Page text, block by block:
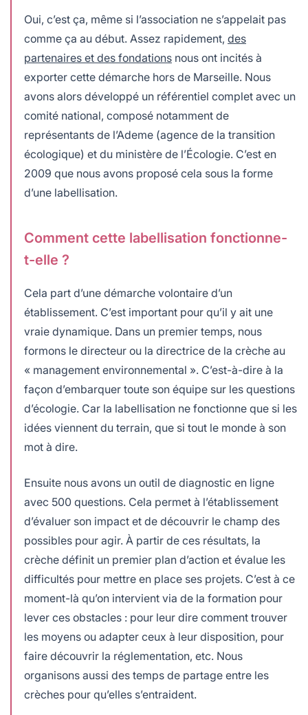
Oui, c’est ça, même si l’association ne s’appelait pas
comme ça au début. Assez rapidement, des
partenaires et des fondations nous ont incités à
exporter cette démarche hors de Marseille. Nous
avons alors développé un référentiel complet avec un
comité national, composé notamment de
représentants de l’Ademe (agence de la transition
écologique) et du ministère de l’Écologie. C’est en
2009 que nous avons proposé cela sous la forme
d’une labellisation.
Comment cette labellisation fonctionne-
t-elle ?
Cela part d’une démarche volontaire d’un
établissement. C’est important pour qu’il y ait une
vraie dynamique. Dans un premier temps, nous
formons le directeur ou la directrice de la crèche au
« management environnemental ». C’est-à-dire à la
façon d’embarquer toute son équipe sur les questions
d’écologie. Car la labellisation ne fonctionne que si les
idées viennent du terrain, que si tout le monde à son
mot à dire.
Ensuite nous avons un outil de diagnostic en ligne
avec 500 questions. Cela permet à l’établissement
d’évaluer son impact et de découvrir le champ des
possibles pour agir. À partir de ces résultats, la
crèche définit un premier plan d’action et évalue les
difficultés pour mettre en place ses projets. C’est à ce
moment-là qu’on intervient via de la formation pour
lever ces obstacles : pour leur dire comment trouver
les moyens ou adapter ceux à leur disposition, pour
faire découvrir la réglementation, etc. Nous
organisons aussi des temps de partage entre les
crèches pour qu’elles s’entraident.